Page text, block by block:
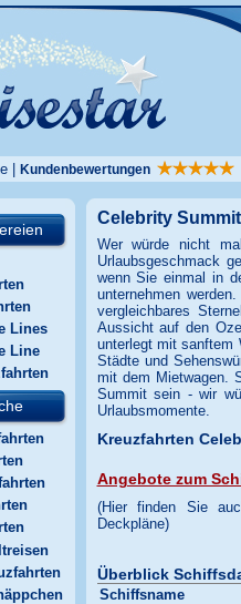
| Kundenbewertungen
Lines
Line
Celebrity
Wer würde nicht
Urlaubsgeschmack
wenn Sie einmal in
unternehmen
vergleichbares
Aussicht auf den
unterlegt mit sanftem
Städte und
mit dem Mietwagen.
Summit sein - wir
Urlaubsmomente.
Kreuzfahrten
Angebote zum
(Hier finden Sie
Deckpläne)
Überblick
Schiffsname